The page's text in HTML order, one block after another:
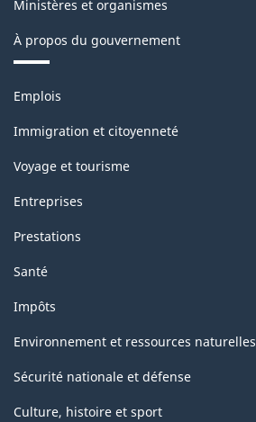
-
2022
-
Ministères et organismes
À propos du gouvernement
Thèmes
sujets
Emplois
Immigration et citoyenneté
Voyage et tourisme
Entreprises
Prestations
Santé
Impôts
Environnement et ressources naturelles
Sécurité nationale et défense
Culture, histoire et sport